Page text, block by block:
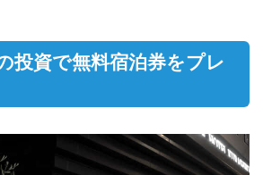
投資で無料宿泊券をプレ